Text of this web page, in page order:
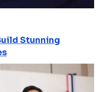
Stunning